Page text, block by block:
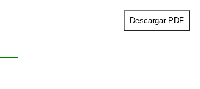
Descargar PDF